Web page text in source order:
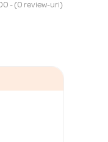
- (0 review-uri)